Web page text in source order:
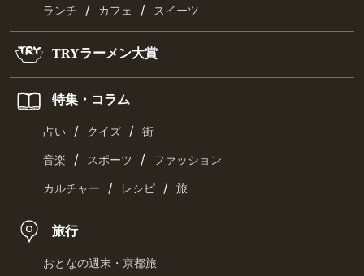
ランチ / カフェ / スイーツ
TRYラーメン大賞
特集・コラム
占い / クイズ / 街
音楽 / スポーツ / ファッション
カルチャー / レシピ / 旅
旅行
おとなの週末・京都旅